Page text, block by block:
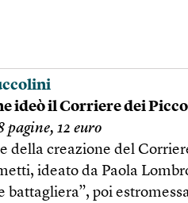
ideò il Corriere dei
pagine, 12 euro
della creazione del
ideato da Paola
battagliera”, poi